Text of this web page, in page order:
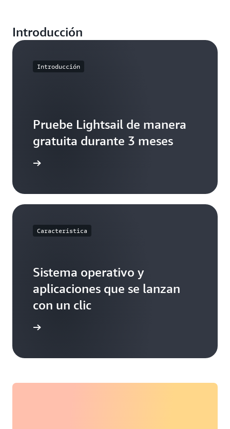
Introducción
Introducción
Pruebe Lightsail de manera
gratuita durante 3 meses
Característica
Sistema operativo y
aplicaciones que se lanzan
con un clic